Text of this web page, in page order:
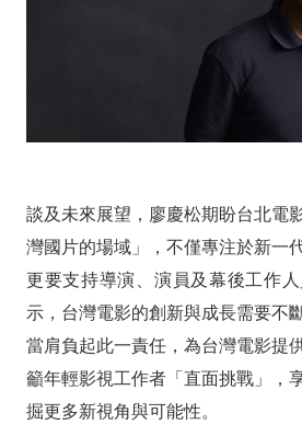
談及未來展望，廖慶松期盼台北電
灣國片的場域」，不僅專注於新一
更要支持導演、演員及幕後工作
示，台灣電影的創新與成長需要不
當肩負起此一責任，為台灣電影提
籲年輕影視工作者「直面挑戰」，
掘更多新視角與可能性。